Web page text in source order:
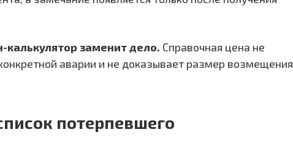
заменит дело. Справочная цена не
аварии и не доказывает размер возмещения
потерпевшего